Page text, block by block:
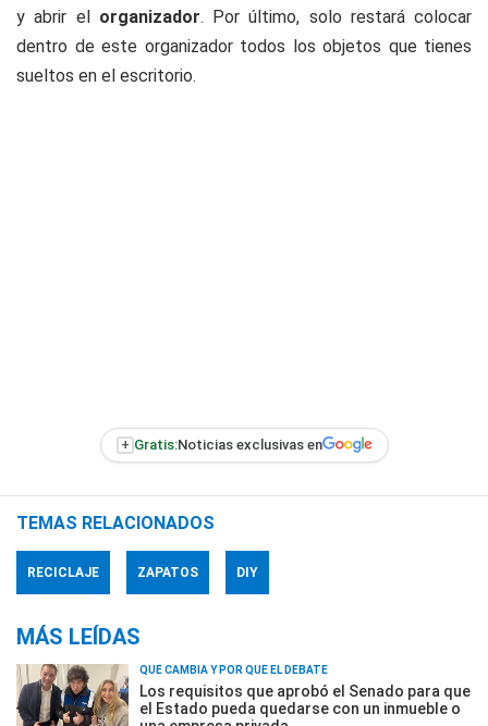
y abrir el organizador. Por último, solo restará colocar
dentro de este organizador todos los objetos que tienes
sueltos en el escritorio.
+ Gratis:Noticias exclusivas en
TEMAS RELACIONADOS
RECICLAJE ZAPATOS DIY
MÁS LEÍDAS
QUÉ CAMBIA Y POR QUÉ EL DEBATE
Los requisitos que aprobó el Senado para que
el Estado pueda quedarse con un inmueble o